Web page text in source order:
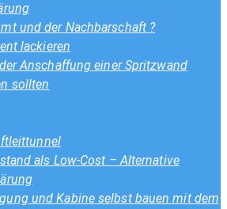
und der Nachbarschaft ?
lackieren
Anschaffung einer Spritzwand
sollten
als Low-Cost – Alternative
und Kabine selbst bauen mit dem